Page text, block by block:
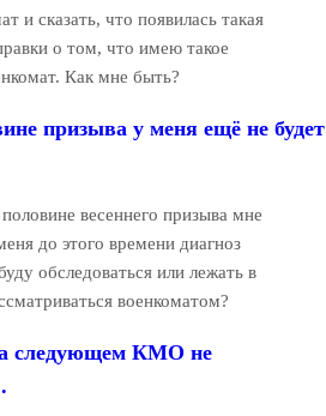
и сказать, что появилась такая
о том, что имею такое
Как мне быть?
призыва у меня ещё не будет
весеннего призыва мне
до этого времени диагноз
обследоваться или лежать в
военкоматом?
следующем КМО не